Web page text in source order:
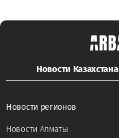
Новости Казахстана
Новости регионов
Новости Алматы